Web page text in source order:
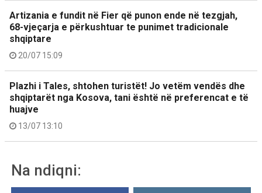
Artizania e fundit në Fier që punon ende në tezgjah,
68-vjeçarja e përkushtuar te punimet tradicionale
shqiptare
20/07 15:09
Plazhi i Tales, shtohen turistët! Jo vetëm vendës dhe
shqiptarët nga Kosova, tani është në preferencat e të
huajve
13/07 13:10
Na ndiqni: